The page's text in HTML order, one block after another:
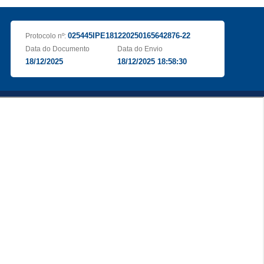
Protocolo nº: 025445IPE181220250165642876-22
Data do Documento
18/12/2025
Data do Envio
18/12/2025 18:58:30